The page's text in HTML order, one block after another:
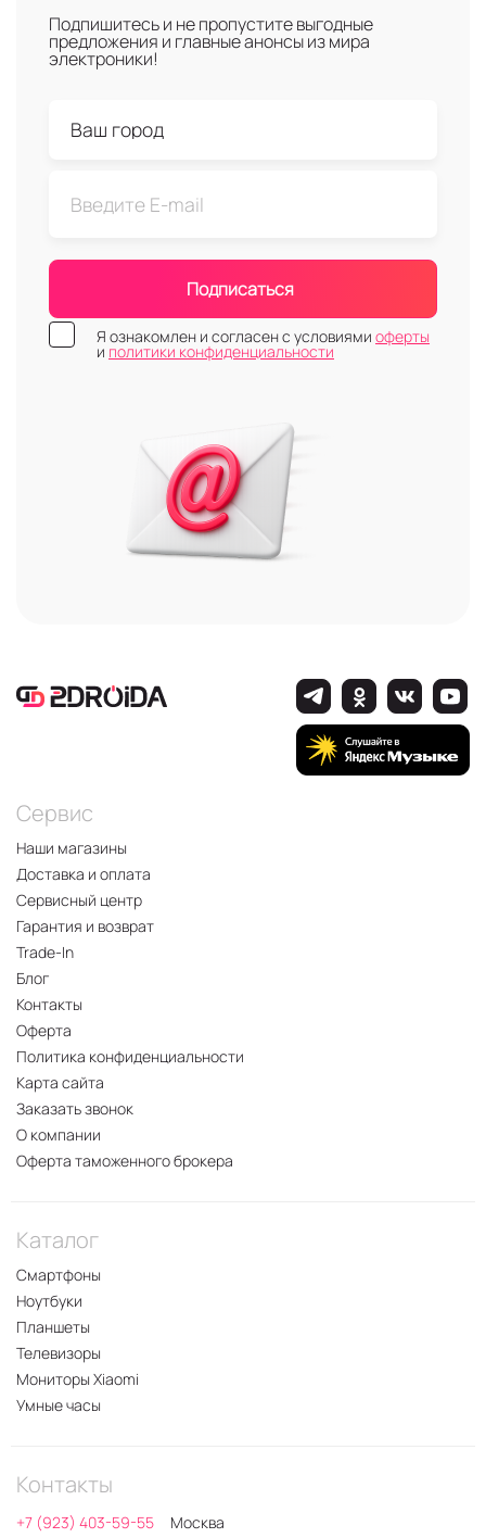
Подпишитесь и не пропустите выгодные
предложения и главные анонсы из мира
электроники!
Подписаться
Я ознакомлен и согласен с условиями оферты
и политики конфиденциальности
Сервис
Наши магазины
Доставка и оплата
Сервисный центр
Гарантия и возврат
Trade-In
Блог
Контакты
Оферта
Политика конфиденциальности
Карта сайта
Заказать звонок
О компании
Оферта таможенного брокера
Каталог
Смартфоны
Ноутбуки
Планшеты
Телевизоры
Мониторы Xiaomi
Умные часы
Контакты
+7 (923) 403-59-55 Москва